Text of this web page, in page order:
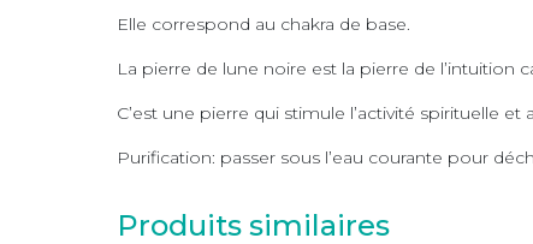
Elle correspond au chakra de base.
La pierre de lune noire est la pierre de l’intuition
C’est une pierre qui stimule l’activité spirituelle
Purification: passer sous l’eau courante pour
Produits similaires